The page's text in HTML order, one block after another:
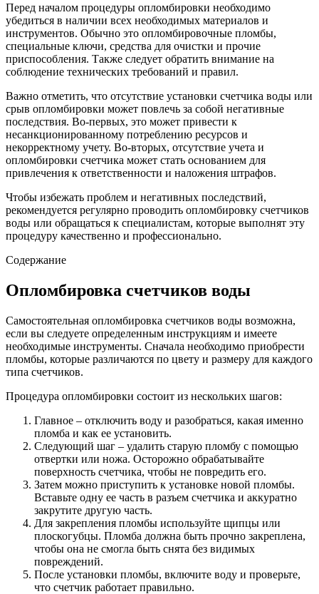
Перед началом процедуры опломбировки необходимо
убедиться в наличии всех необходимых материалов и
инструментов. Обычно это опломбировочные пломбы,
специальные ключи, средства для очистки и прочие
приспособления. Также следует обратить внимание на
соблюдение технических требований и правил.
Важно отметить, что отсутствие установки счетчика воды или
срыв опломбировки может повлечь за собой негативные
последствия. Во-первых, это может привести к
несанкционированному потреблению ресурсов и
некорректному учету. Во-вторых, отсутствие учета и
опломбировки счетчика может стать основанием для
привлечения к ответственности и наложения штрафов.
Чтобы избежать проблем и негативных последствий,
рекомендуется регулярно проводить опломбировку счетчиков
воды или обращаться к специалистам, которые выполнят эту
процедуру качественно и профессионально.
Содержание
Опломбировка счетчиков воды
Самостоятельная опломбировка счетчиков воды возможна,
если вы следуете определенным инструкциям и имеете
необходимые инструменты. Сначала необходимо приобрести
пломбы, которые различаются по цвету и размеру для каждого
типа счетчиков.
Процедура опломбировки состоит из нескольких шагов:
Главное – отключить воду и разобраться, какая именно
пломба и как ее установить.
Следующий шаг – удалить старую пломбу с помощью
отвертки или ножа. Осторожно обрабатывайте
поверхность счетчика, чтобы не повредить его.
Затем можно приступить к установке новой пломбы.
Вставьте одну ее часть в разъем счетчика и аккуратно
закрутите другую часть.
Для закрепления пломбы используйте щипцы или
плоскогубцы. Пломба должна быть прочно закреплена,
чтобы она не смогла быть снята без видимых
повреждений.
После установки пломбы, включите воду и проверьте,
что счетчик работает правильно.